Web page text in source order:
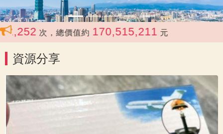
次，總價值約 170,515,211 元
資源分享